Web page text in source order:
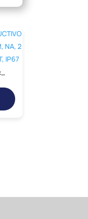
PRT30-15DO, SENSOR INDUCTIVO NO RASANTE M30, ALC. 15MM, NA, 2 HILOS, 12-24VDC, CABLE 2MT, IP67